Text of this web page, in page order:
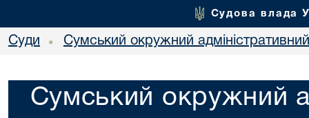
Судова влада
Суди • Сумський окружний
Сумський окружний